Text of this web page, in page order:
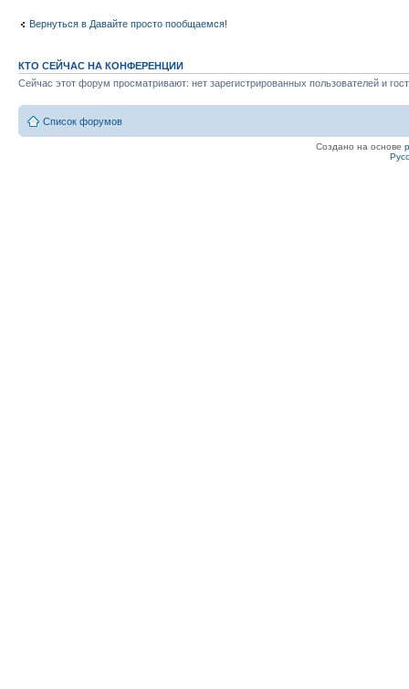
Вернуться в Давайте просто пообщаемся!
КТО СЕЙЧАС НА КОНФЕРЕНЦИИ
Сейчас этот форум просматривают: нет зарегистрированных пользователей и
Список форумов
Создано на основе